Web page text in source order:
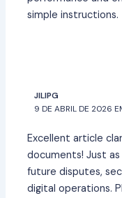
simple instructions.
JILIPG
9 DE ABRIL DE 2026
Excellent article
documents! Just
future disputes,
digital operations.